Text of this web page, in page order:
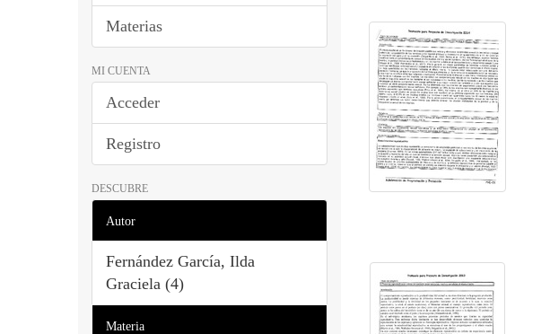
Materias
MI CUENTA
Acceder
Registro
DESCUBRE
Autor
Fernández García, Ilda
Graciela (4)
Materia